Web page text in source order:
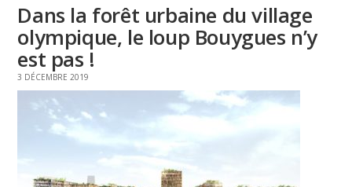
Dans la forêt urbaine du village
olympique, le loup Bouygues n’y
est pas !
3 DÉCEMBRE 2019